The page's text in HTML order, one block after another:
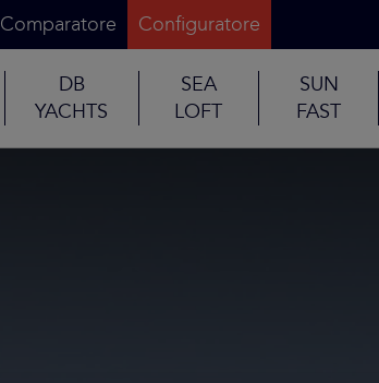
Comparatore Configuratore
DB
YACHTS
SEA
LOFT
SUN
FAST